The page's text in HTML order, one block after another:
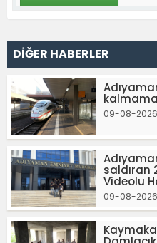
DİĞER HABERLER
09-08-
saldıran
Videolu
09-08-